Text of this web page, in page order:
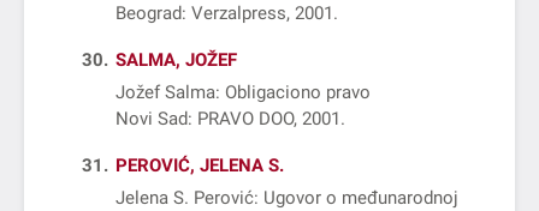
Beograd: Verzalpress, 2001
30
SALMA, JOŽEF
Jožef Salma: Obligaciono pravo
Novi Sad: PRAVO DOO, 2001
31
PEROVIĆ, JELENA S.
Jelena S. Perović: Ugovor o međunarodnoj